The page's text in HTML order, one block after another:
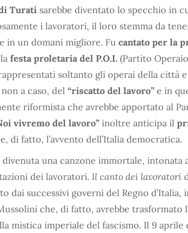
Turati sarebbe diventato lo specchio in
i lavoratori, il loro stemma da
in un domani migliore. Fu cantato per la
festa proletaria del P.O.I. (Partito
soltanto gli operai della città
a caso, del “riscatto del lavoro” e in
riformista che avrebbe apportato al
vivremo del lavoro” inoltre anticipa il
e, di fatto, l’avvento dell’Italia democratica.
divenuta una canzone immortale, intonata
dei lavoratori. Il canto dei lavoratori
dai successivi governi del Regno
che, di fatto, avrebbe trasformato
mistica imperiale del fascismo. Il 9 aprile